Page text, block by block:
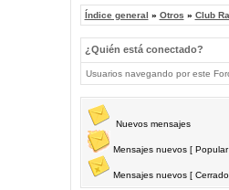
Índice general » Otros » Club
¿Quién está conectado?
Usuarios navegando por este
Nuevos mensajes
Mensajes nuevos [ Popular
Mensajes nuevos [